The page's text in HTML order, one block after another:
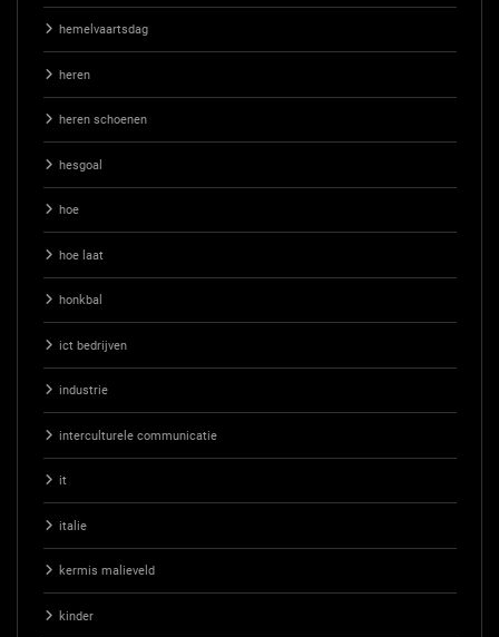
hemelvaartsdag
heren
heren schoenen
hesgoal
hoe
hoe laat
honkbal
ict bedrijven
industrie
interculturele communicatie
it
italie
kermis malieveld
kinder